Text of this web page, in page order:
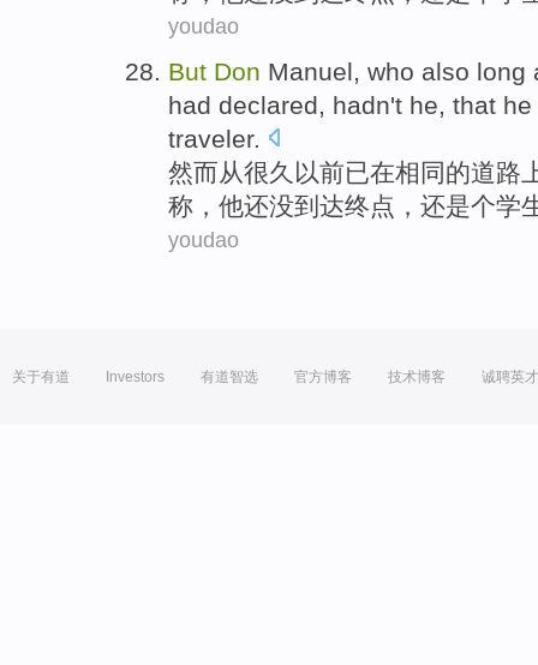
youdao
But Don Manuel , who also long
had declared hadn't he , that
traveler.
然而从很久 以前已在相同的道路
称 ，他还没到达终点， 还是个学
youdao
关于有道 Investors 有道智选 官方博客 技术博客 诚聘英才